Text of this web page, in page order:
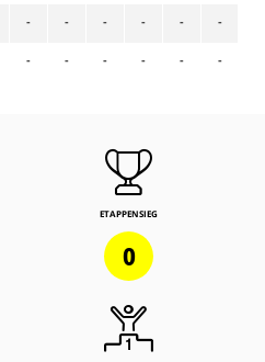
-
-
-
-
-
-
-
-
-
-
-
-
ETAPPENSIEG
0